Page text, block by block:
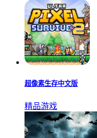
超像素生存中文版
精品游戏